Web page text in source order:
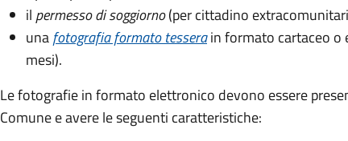
il permesso di soggiorno(per cittadino
unafotografia formato tesserain formato cartaceo o
mesi).
Le fotografie in formato elettronico devono essere
Comune e avere le seguenti caratteristiche: